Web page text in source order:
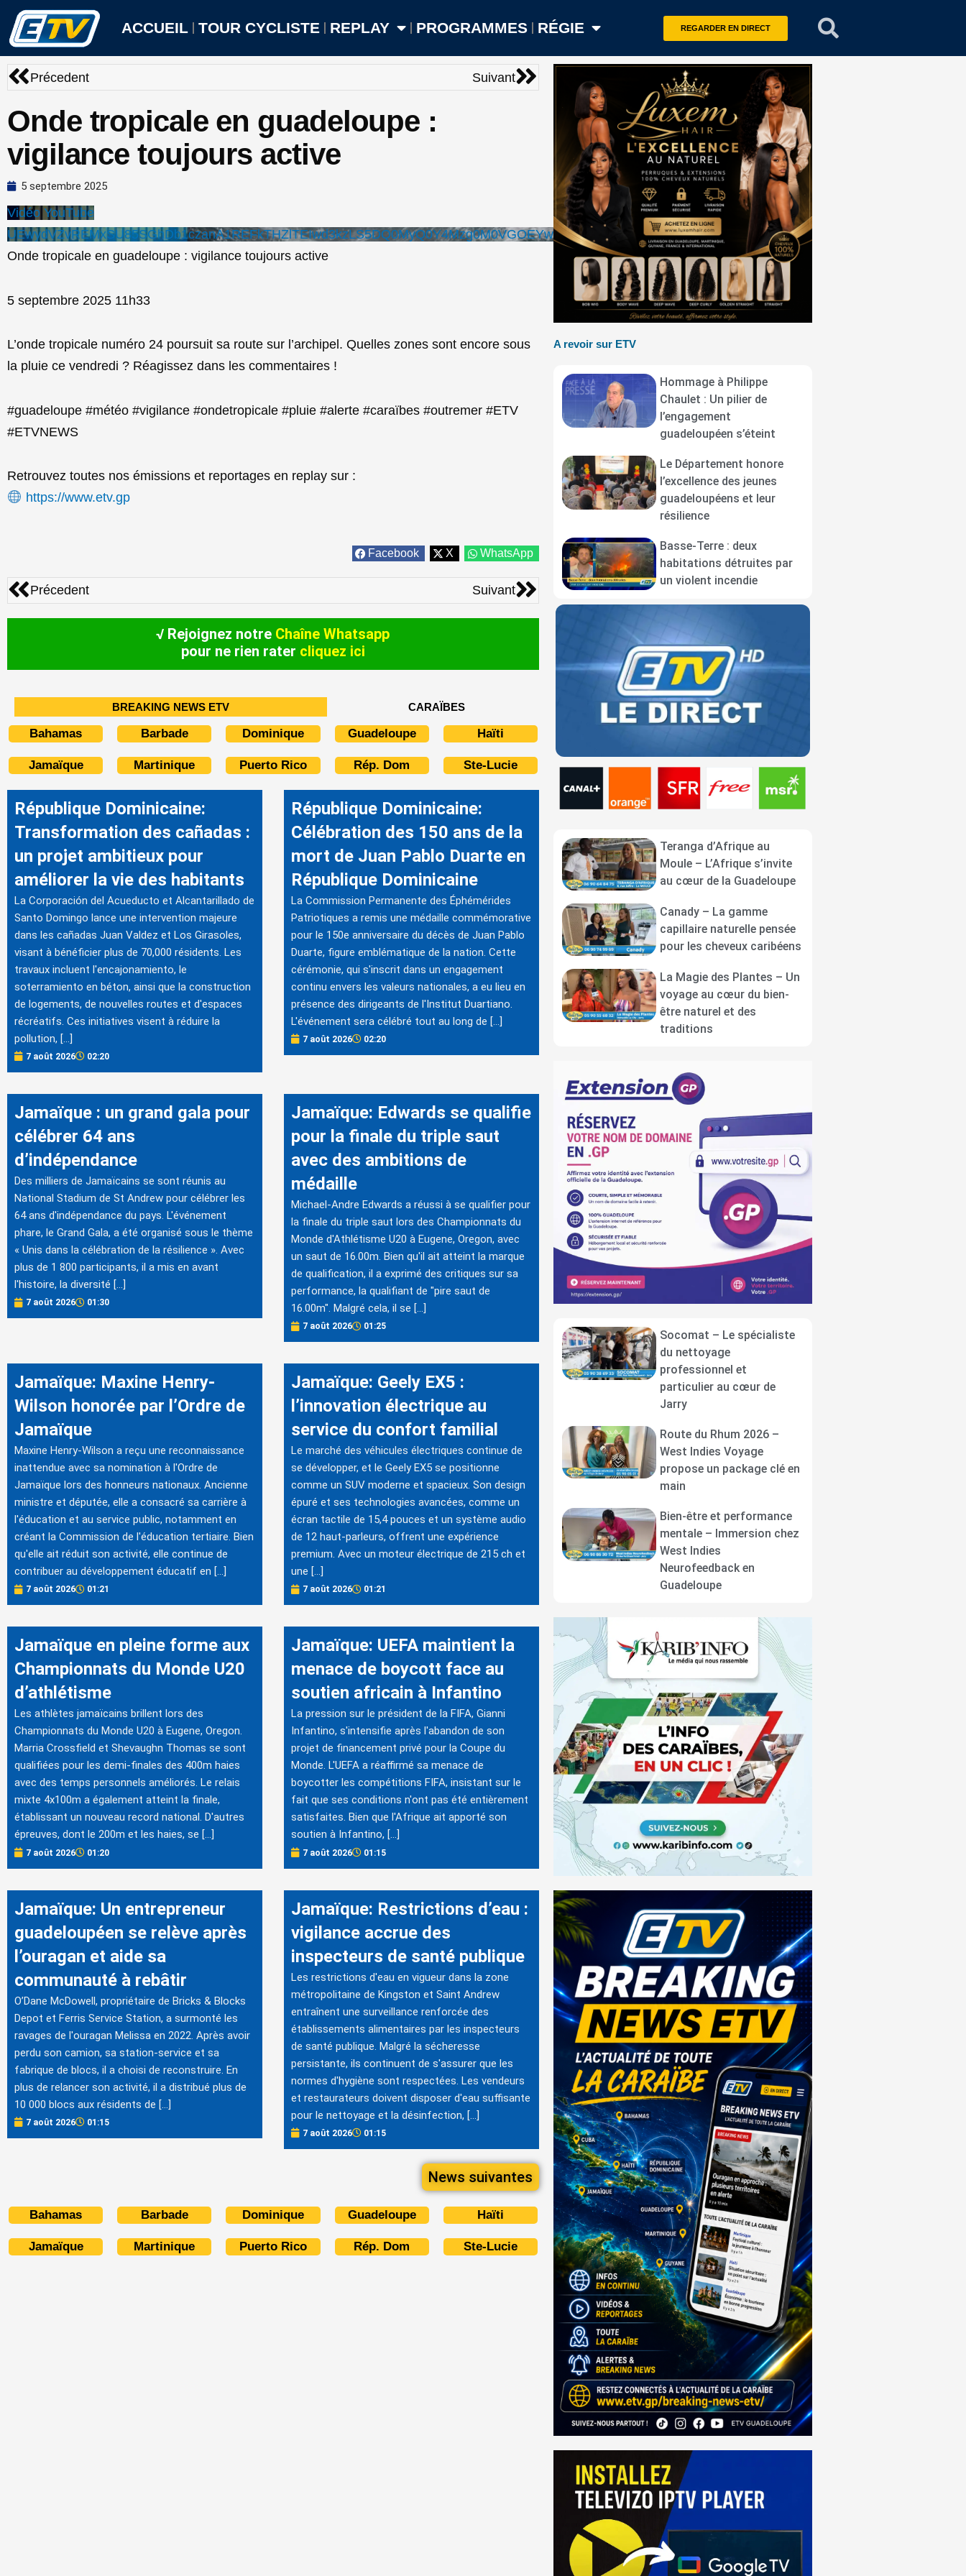
Aller
contenu
ACCUEIL TOUR CYCLISTE REPLAY PROGRAMMES RÉGIE REGARDER EN DIRECT
Précédent
Précedent SuivantSuivant
Onde tropicale en guadeloupe :
vigilance toujours active
5 septembre 2025
Vidéo YouTube
UEwydVZvREMxSU85SGhDb1czanA1REFkTHZlTEIwd3kzLS5DQ0MyQ0Y4Mzg0M0VGOEYw
Onde tropicale en guadeloupe : vigilance toujours active
5 septembre 2025 11h33
L’onde tropicale numéro 24 poursuit sa route sur l’archipel. Quelles zones sont encore sous
la pluie ce vendredi ? Réagissez dans les commentaires !
#guadeloupe #météo #vigilance #ondetropicale #pluie #alerte #caraïbes #outremer #ETV
#ETVNEWS
Retrouvez toutes nos émissions et reportages en replay sur :
https://www.etv.gp
Facebook X WhatsApp
Précédent
Précedent SuivantSuivant
√ Rejoignez notre Chaîne Whatsapp
pour ne rien rater cliquez ici
BREAKING NEWS ETV CARAÏBES
Bahamas Barbade Dominique Guadeloupe Haïti
Jamaïque Martinique Puerto Rico Rép. Dom Ste-Lucie
République Dominicaine:
Transformation des cañadas :
un projet ambitieux pour
améliorer la vie des habitants
La Corporación del Acueducto et Alcantarillado de
Santo Domingo lance une intervention majeure
dans les cañadas Juan Valdez et Los Girasoles,
visant à bénéficier plus de 70,000 résidents. Les
travaux incluent l'encajonamiento, le
soterramiento en béton, ainsi que la construction
de logements, de nouvelles routes et d'espaces
récréatifs. Ces initiatives visent à réduire la
pollution, […]
7 août 2026 02:20
République Dominicaine:
Célébration des 150 ans de la
mort de Juan Pablo Duarte en
République Dominicaine
La Commission Permanente des Éphémérides
Patriotiques a remis une médaille commémorative
pour le 150e anniversaire du décès de Juan Pablo
Duarte, figure emblématique de la nation. Cette
cérémonie, qui s'inscrit dans un engagement
continu envers les valeurs nationales, a eu lieu en
présence des dirigeants de l'Institut Duartiano.
L'événement sera célébré tout au long de […]
7 août 2026 02:20
Jamaïque : un grand gala pour
célébrer 64 ans
d’indépendance
Des milliers de Jamaïcains se sont réunis au
National Stadium de St Andrew pour célébrer les
64 ans d'indépendance du pays. L'événement
phare, le Grand Gala, a été organisé sous le thème
« Unis dans la célébration de la résilience ». Avec
plus de 1 800 participants, il a mis en avant
l'histoire, la diversité […]
7 août 2026 01:30
Jamaïque: Edwards se qualifie
pour la finale du triple saut
avec des ambitions de
médaille
Michael-Andre Edwards a réussi à se qualifier pour
la finale du triple saut lors des Championnats du
Monde d'Athlétisme U20 à Eugene, Oregon, avec
un saut de 16.00m. Bien qu'il ait atteint la marque
de qualification, il a exprimé des critiques sur sa
performance, la qualifiant de "pire saut de
16.00m". Malgré cela, il se […]
7 août 2026 01:25
Jamaïque: Maxine Henry-
Wilson honorée par l’Ordre de
Jamaïque
Maxine Henry-Wilson a reçu une reconnaissance
inattendue avec sa nomination à l'Ordre de
Jamaïque lors des honneurs nationaux. Ancienne
ministre et députée, elle a consacré sa carrière à
l'éducation et au service public, notamment en
créant la Commission de l'éducation tertiaire. Bien
qu'elle ait réduit son activité, elle continue de
contribuer au développement éducatif en […]
7 août 2026 01:21
Jamaïque: Geely EX5 :
l’innovation électrique au
service du confort familial
Le marché des véhicules électriques continue de
se développer, et le Geely EX5 se positionne
comme un SUV moderne et spacieux. Son design
épuré et ses technologies avancées, comme un
écran tactile de 15,4 pouces et un système audio
de 12 haut-parleurs, offrent une expérience
premium. Avec un moteur électrique de 215 ch et
une […]
7 août 2026 01:21
Jamaïque en pleine forme aux
Championnats du Monde U20
d’athlétisme
Les athlètes jamaïcains brillent lors des
Championnats du Monde U20 à Eugene, Oregon.
Marria Crossfield et Shevaughn Thomas se sont
qualifiées pour les demi-finales des 400m haies
avec des temps personnels améliorés. Le relais
mixte 4x100m a également atteint la finale,
établissant un nouveau record national. D'autres
épreuves, dont le 200m et les haies, se […]
7 août 2026 01:20
Jamaïque: UEFA maintient la
menace de boycott face au
soutien africain à Infantino
La pression sur le président de la FIFA, Gianni
Infantino, s'intensifie après l'abandon de son
projet de financement privé pour la Coupe du
Monde. L'UEFA a réaffirmé sa menace de
boycotter les compétitions FIFA, insistant sur le
fait que ses conditions n'ont pas été entièrement
satisfaites. Bien que l'Afrique ait apporté son
soutien à Infantino, […]
7 août 2026 01:15
Jamaïque: Un entrepreneur
guadeloupéen se relève après
l’ouragan et aide sa
communauté à rebâtir
O’Dane McDowell, propriétaire de Bricks & Blocks
Depot et Ferris Service Station, a surmonté les
ravages de l'ouragan Melissa en 2022. Après avoir
perdu son camion, sa station-service et sa
fabrique de blocs, il a choisi de reconstruire. En
plus de relancer son activité, il a distribué plus de
10 000 blocs aux résidents de […]
7 août 2026 01:15
Jamaïque: Restrictions d’eau :
vigilance accrue des
inspecteurs de santé publique
Les restrictions d'eau en vigueur dans la zone
métropolitaine de Kingston et Saint Andrew
entraînent une surveillance renforcée des
établissements alimentaires par les inspecteurs
de santé publique. Malgré la sécheresse
persistante, ils continuent de s'assurer que les
normes d'hygiène sont respectées. Les vendeurs
et restaurateurs doivent disposer d'eau suffisante
pour le nettoyage et la désinfection, […]
7 août 2026 01:15
News suivantes
Bahamas Barbade Dominique Guadeloupe Haïti
Jamaïque Martinique Puerto Rico Rép. Dom Ste-Lucie
A revoir sur ETV
Hommage à Philippe
Chaulet : Un pilier de
l’engagement
guadeloupéen s’éteint
Le Département honore
l’excellence des jeunes
guadeloupéens et leur
résilience
Basse-Terre : deux
habitations détruites par
un violent incendie
Teranga d’Afrique au
Moule – L’Afrique s’invite
au cœur de la Guadeloupe
Canady – La gamme
capillaire naturelle pensée
pour les cheveux caribéens
La Magie des Plantes – Un
voyage au cœur du bien-
être naturel et des
traditions
Socomat – Le spécialiste
du nettoyage
professionnel et
particulier au cœur de
Jarry
Route du Rhum 2026 –
West Indies Voyage
propose un package clé en
main
Bien-être et performance
mentale – Immersion chez
West Indies
Neurofeedback en
Guadeloupe